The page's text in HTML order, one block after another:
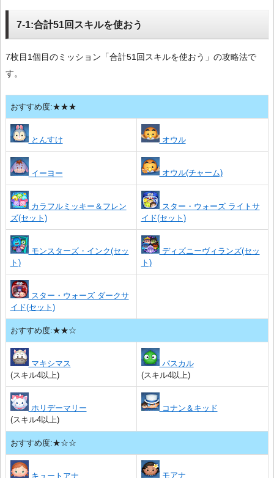
7-1:合計51回スキルを使おう
7枚目1個目のミッション「合計51回スキルを使おう」の攻略法で
す。
おすすめ度:★★★
とんすけ オウル
イーヨー オウル(チャーム)
カラフルミッキー＆フレン
ズ(セット)
スター・ウォーズ ライトサ
イド(セット)
モンスターズ・インク(セッ
ト)
ディズニーヴィランズ(セッ
ト)
スター・ウォーズ ダークサ
イド(セット)
おすすめ度:★★☆
マキシマス
(スキル4以上)
パスカル
(スキル4以上)
ホリデーマリー
(スキル4以上)
コナン＆キッド
おすすめ度:★☆☆
キュートアナ
モアナ